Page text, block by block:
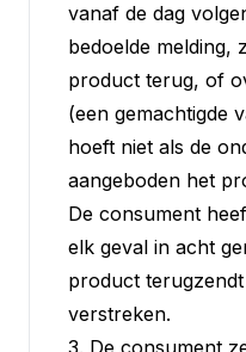
vanaf de dag
bedoelde melding,
product terug, of
(een gemachtigde
hoeft niet als de
aangeboden het
De consument
elk geval in acht
product
verstreken.
3. De consument